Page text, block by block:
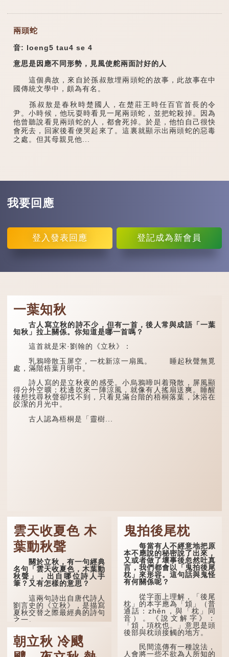
兩頭蛇
音: loeng5 tau4 se 4
意思是因應不同形勢，見風使舵兩面討好的人
這個典故，來自於孫叔敖埋兩頭蛇的故事，此故事在中
國傳統文學中，頗為有名。
孫叔敖是春秋時楚國人，在楚莊王時任百官首長的令
尹。小時候，他玩耍時看見一尾兩頭蛇，並把蛇殺掉。因為
他曾聽說看見兩頭蛇的人，都會死掉。於是，他怕自己很快
會死去，回家後看便哭起來了。這裏就顯示出兩頭蛇的惡毒
之處。但其母親見他...
我要回應
登入 發表回應 登記成為新會員
一葉知秋
古人寫立秋的詩不少，但有一首，後人常與成語「一葉
知秋」拉上關係。你知道是哪一首嗎？
這首就是宋·劉翰的《立秋》：
乳鴉啼散玉屏空，一枕新涼一扇風。 睡起秋聲無覓
處，滿階梧葉月明中。
詩人寫的是立秋夜的感受。小烏鴉啼叫着飛散，屏風顯
得分外空曠；枕邊吹來一陣涼風，就像有人搖扇送爽。睡醒
後想找尋秋聲卻找不到，只看見滿台階的梧桐落葉，沐浴在
皎潔的月光中。
古人認為梧桐是「靈樹...
雲天收夏色 木
葉動秋聲
關於立秋，有一句經典
名句「雲天收夏色，木葉動
秋聲」，出自哪位詩人手
筆？又有怎樣的意思？
這兩句詩出自唐代詩人
劉言史的《立秋》，是描寫
夏秋交替之際最經典的詩句
之一。
《立秋》全詩如下：
茲晨戒流火，商飆早已
朝立秋 冷颼
鬼拍後尾枕
每當有人不經意地把原
本不應說的秘密說了出來，
又或者做了壞事後忽然吐真
言，我們都會以「鬼拍後尾
枕」來形容。這句話與鬼怪
有何關係呢？
從字面上理解，「後尾
枕」的本字應為「䪴」（普
通話：zhěn，與「枕」同
音）。《說文解字》：
「䪴，項枕也。」意思是頭
後部與枕頭接觸的地方。
民間流傳有一種說法，
人會將一些不欲為人所知的